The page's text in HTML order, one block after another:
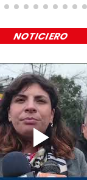
NOTICIERO